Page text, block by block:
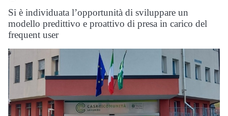
Si è individuata l’opportunità di sviluppare un
modello predittivo e proattivo di presa in carico del
frequent user